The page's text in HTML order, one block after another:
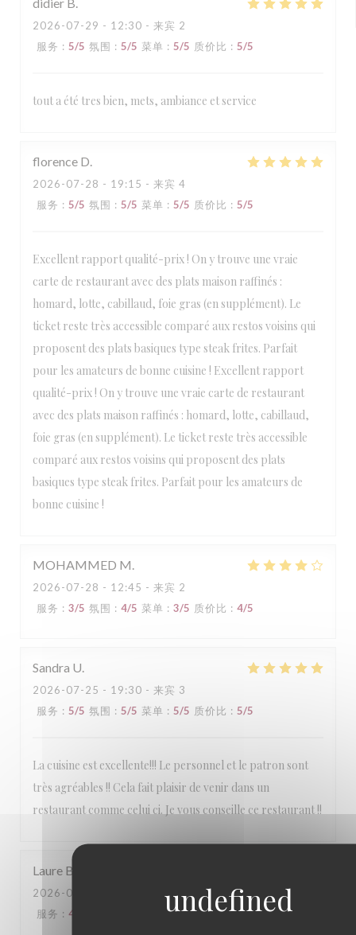
2026-07-29 - 12:30 - 来宾 2
服务 : 5/5 氛围 : 5/5 菜单 : 5/5 质价比 : 5/5
tout a été tres bien, mets, ambiance et service
florence D
2026-07-28 - 19:15 - 来宾 4
服务 : 5/5 氛围 : 5/5 菜单 : 5/5 质价比 : 5/5
Excellent rapport qualité-prix ! On y trouve une vraie
carte de restaurant avec des plats maison raffinés :
homard, lotte, cabillaud, foie gras (en supplément). Le
ticket reste très accessible comparé aux restos voisins qui
proposent des plats basiques type steak frites. Parfait
pour les amateurs de bonne cuisine ! Excellent rapport
qualité-prix ! On y trouve une vraie carte de restaurant
avec des plats maison raffinés : homard, lotte, cabillaud,
foie gras (en supplément). Le ticket reste très accessible
comparé aux restos voisins qui proposent des plats
basiques type steak frites. Parfait pour les amateurs de
bonne cuisine !
MOHAMMED M
2026-07-28 - 12:45 - 来宾 2
服务 : 3/5 氛围 : 4/5 菜单 : 3/5 质价比 : 4/5
Sandra U
2026-07-25 - 19:30 - 来宾 3
服务 : 5/5 氛围 : 5/5 菜单 : 5/5 质价比 : 5/5
La cuisine est excellente!!! Le personnel et le patron sont
très agréables !! Cela fait plaisir de venir dans un
restaurant comme celui ci. Je vous conseille ce restaurant !!
Laure B
2026-07-25
- 20:00 - 来宾 3
服务 : 4 : 4/5 质价比: 3/5